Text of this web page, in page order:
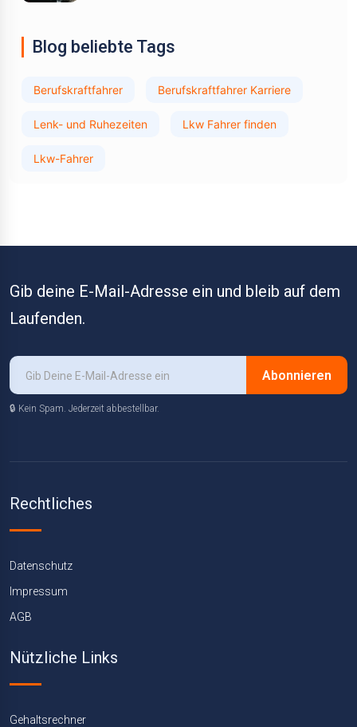
Blog beliebte Tags
Berufskraftfahrer Berufskraftfahrer Karriere
Lenk- und Ruhezeiten Lkw Fahrer finden
Lkw-Fahrer
Gib deine E-Mail-Adresse ein und bleib auf dem
Laufenden.
Abonnieren
🔒 Kein Spam. Jederzeit abbestellbar.
Rechtliches
Datenschutz
Impressum
AGB
Nützliche Links
Gehaltsrechner